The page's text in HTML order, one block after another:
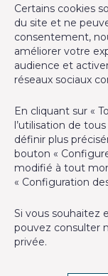
Disponibilité
Nom,
Nombre d'étages
Bâtiment
Parking extérieur
En chiffres
Surface de
Certains cookies
du site et ne
consentement,
améliorer votre
audience et
réseaux sociaux
En cliquant sur «
l’utilisation de
définir plus
bouton «
modifié à tout
« Configuration
Si vous souhaitez
pouvez consulter
privée.
1640
+32 2
+32
Agent
Belgique -
Instance de
immobiliers, rue du
38 50 - info@ipi.be)
RC